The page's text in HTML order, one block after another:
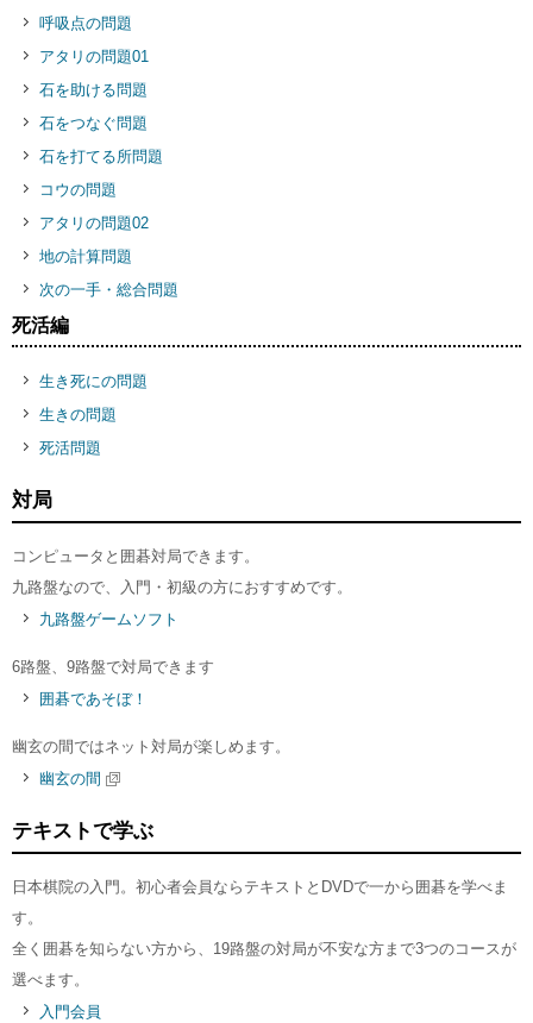
呼吸点の問題
アタリの問題01
石を助ける問題
石をつなぐ問題
石を打てる所問題
コウの問題
アタリの問題02
地の計算問題
次の一手・総合問題
死活編
生き死にの問題
生きの問題
死活問題
対局
コンピュータと囲碁対局できます。
九路盤なので、入門・初級の方におすすめです。
九路盤ゲームソフト
6路盤、9路盤で対局できます
囲碁であそぼ！
幽玄の間ではネット対局が楽しめます。
幽玄の間
テキストで学ぶ
日本棋院の入門。初心者会員ならテキストとDVDで一から囲碁を学べま
す。
全く囲碁を知らない方から、19路盤の対局が不安な方まで3つのコースが
選べます。
入門会員